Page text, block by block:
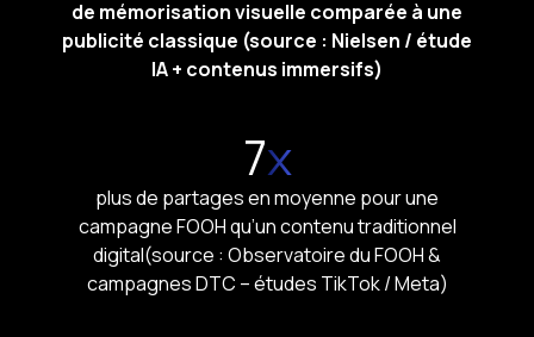
de mémorisation visuelle comparée à une
publicité classique (source : Nielsen / étude
IA + contenus immersifs)
7x
plus de partages en moyenne pour une
campagne FOOH qu’un contenu traditionnel
digital(source : Observatoire du FOOH &
campagnes DTC – études TikTok / Meta)